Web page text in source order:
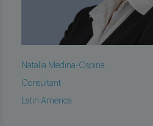
Natalia Medina-Ospina
Consultant
Latin America